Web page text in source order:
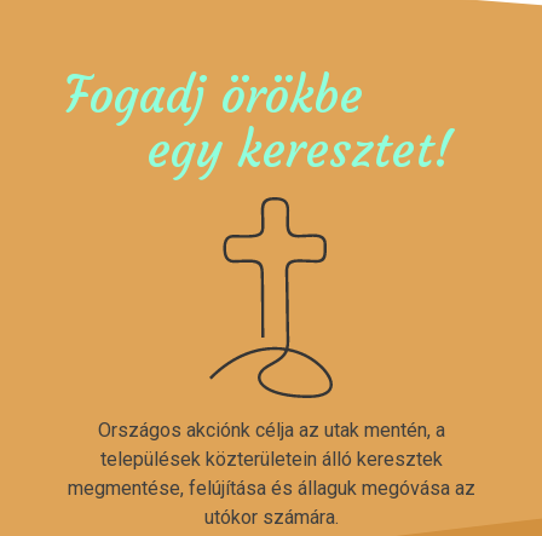
Fogadj örökbe
egy keresztet!
Országos akciónk célja az utak mentén, a
települések közterületein álló keresztek
megmentése, felújítása és állaguk megóvása az
utókor számára.